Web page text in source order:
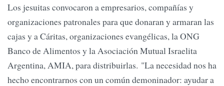
Los jesuitas convocaron a empresarios, compañías y
organizaciones patronales para que donaran y armaran las
cajas y a Cáritas, organizaciones evangélicas, la ONG
Banco de Alimentos y la Asociación Mutual Israelita
Argentina, AMIA, para distribuirlas. "La necesidad nos ha
hecho encontrarnos con un común demoninador: ayudar a